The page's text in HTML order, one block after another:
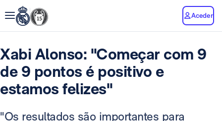
Aceder
Xabi Alonso: "Começar com 9
de 9 pontos é positivo e
estamos felizes"
"Os resultados são importantes para